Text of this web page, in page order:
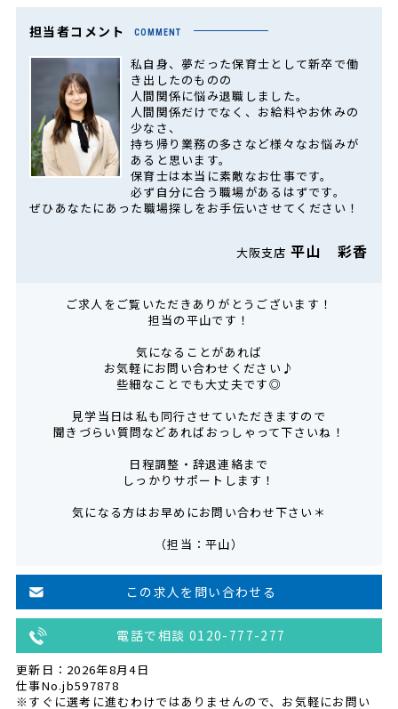
担当者コメント COMMENT
私自身、夢だった保育士として新卒で働
き出したのものの
人間関係に悩み退職しました。
人間関係だけでなく、お給料やお休みの
少なさ、
持ち帰り業務の多さなど様々なお悩みが
あると思います。
保育士は本当に素敵なお仕事です。
必ず自分に合う職場があるはずです。
ぜひあなたにあった職場探しをお手伝いさせてください！
大阪支店平山 彩香
ご求人をご覧いただきありがとうございます！
担当の平山です！
気になることがあれば
お気軽にお問い合わせください♪
些細なことでも大丈夫です◎
見学当日は私も同行させていただきますので
聞きづらい質問などあればおっしゃって下さいね！
日程調整・辞退連絡まで
しっかりサポートします！
気になる方はお早めにお問い合わせ下さい＊
（担当：平山）
この求人を問い合わせる
電話で相談 0120-777-277
更新日：2026年8月4日
仕事No.jb597878
※すぐに選考に進むわけではありませんので、お気軽にお問い